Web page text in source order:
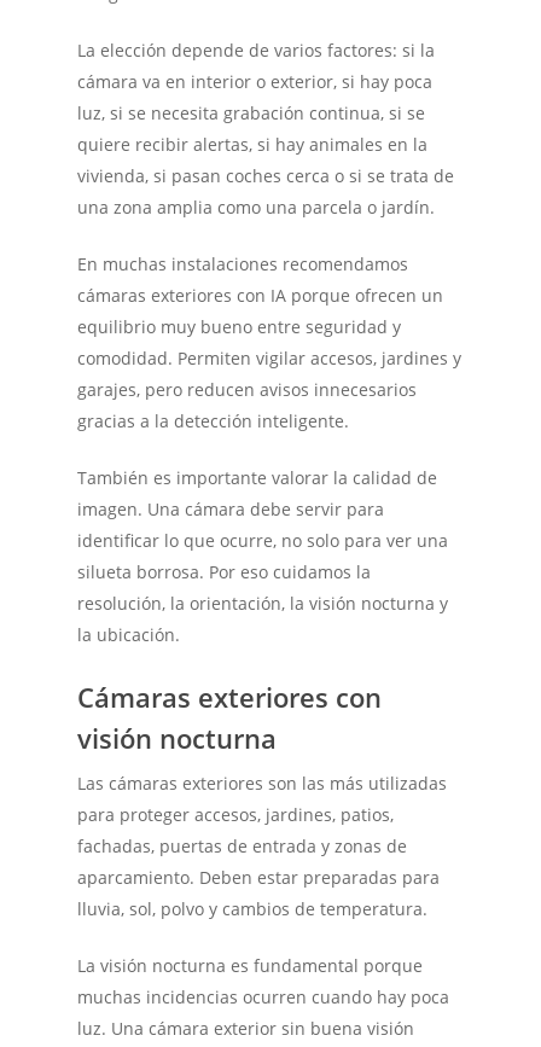
La elección depende de varios factores: si la
cámara va en interior o exterior, si hay poca
luz, si se necesita grabación continua, si se
quiere recibir alertas, si hay animales en la
vivienda, si pasan coches cerca o si se trata de
una zona amplia como una parcela o jardín.
En muchas instalaciones recomendamos
cámaras exteriores con IA porque ofrecen un
equilibrio muy bueno entre seguridad y
comodidad. Permiten vigilar accesos, jardines y
garajes, pero reducen avisos innecesarios
gracias a la detección inteligente.
También es importante valorar la calidad de
imagen. Una cámara debe servir para
identificar lo que ocurre, no solo para ver una
silueta borrosa. Por eso cuidamos la
resolución, la orientación, la visión nocturna y
la ubicación.
Cámaras exteriores con
visión nocturna
Las cámaras exteriores son las más utilizadas
para proteger accesos, jardines, patios,
fachadas, puertas de entrada y zonas de
aparcamiento. Deben estar preparadas para
lluvia, sol, polvo y cambios de temperatura.
La visión nocturna es fundamental porque
muchas incidencias ocurren cuando hay poca
luz. Una cámara exterior sin buena visión